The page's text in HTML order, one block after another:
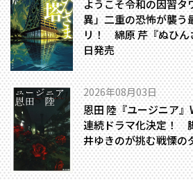
ようこそ令和の因習タ
異」二重の恐怖が襲う
リ！ 綿原 芹『ぬひん
日発売
2026年08月03日
恩田 陸『ユージニア
連続ドラマ化決定！
井ゆきのが挑む戦慄の